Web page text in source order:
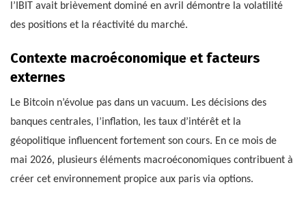
l’IBIT avait brièvement dominé en avril démontre la volatilité
des positions et la réactivité du marché.
Contexte macroéconomique et facteurs
externes
Le Bitcoin n’évolue pas dans un vacuum. Les décisions des
banques centrales, l’inflation, les taux d’intérêt et la
géopolitique influencent fortement son cours. En ce mois de
mai 2026, plusieurs éléments macroéconomiques contribuent à
créer cet environnement propice aux paris via options.